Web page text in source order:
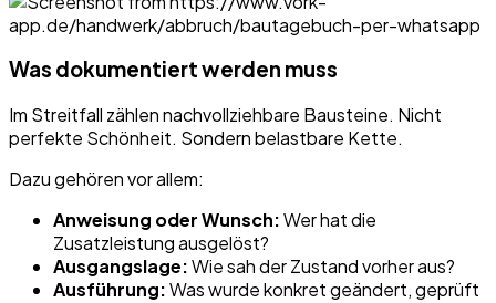
Was dokumentiert werden muss
Im Streitfall zählen nachvollziehbare Bausteine. Nicht
perfekte Schönheit. Sondern belastbare Kette.
Dazu gehören vor allem:
Anweisung oder Wunsch:Wer hat die
Zusatzleistung ausgelöst?
Ausgangslage:Wie sah der Zustand vorher aus?
Ausführung:Was wurde konkret geändert, geprüft